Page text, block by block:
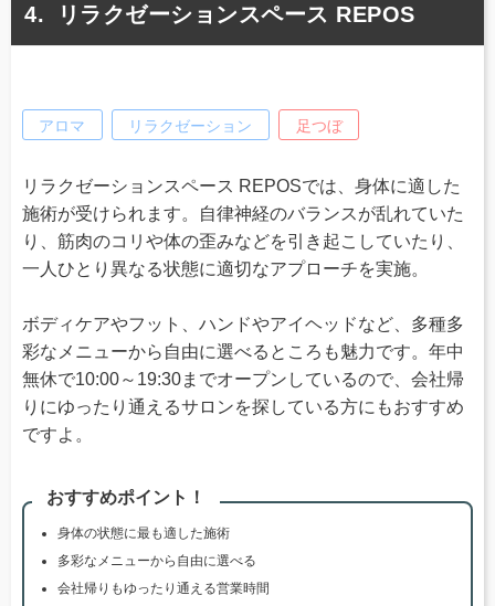
リラクゼーションスペース REPOS
アロマ リラクゼーション 足つぼ
リラクゼーションスペース REPOSでは、身体に適した
施術が受けられます。自律神経のバランスが乱れていた
り、筋肉のコリや体の歪みなどを引き起こしていたり、
一人ひとり異なる状態に適切なアプローチを実施。
ボディケアやフット、ハンドやアイヘッドなど、多種多
彩なメニューから自由に選べるところも魅力です。年中
無休で10:00～19:30までオープンしているので、会社帰
りにゆったり通えるサロンを探している方にもおすすめ
ですよ。
おすすめポイント！
身体の状態に最も適した施術
多彩なメニューから自由に選べる
会社帰りもゆったり通える営業時間